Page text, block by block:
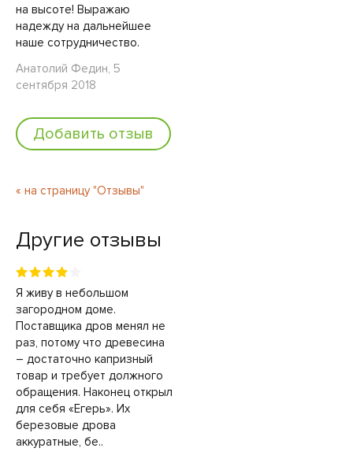
на высоте! Выражаю
надежду на дальнейшее
наше сотрудничество.
Анатолий Федин, 5
сентября 2018
Добавить отзыв
« на страницу "Отзывы"
Другие отзывы
Я живу в небольшом
загородном доме.
Поставщика дров менял не
раз, потому что древесина
– достаточно капризный
товар и требует должного
обращения. Наконец открыл
для себя «Егерь». Их
березовые дрова
аккуратные, бе..